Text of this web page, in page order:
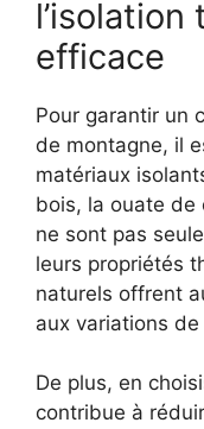
efficace
Pour garantir un
de montagne, il
matériaux
bois, la ouate de
ne sont pas
leurs propriétés
naturels offrent
aux variations
De plus, en
contribue à